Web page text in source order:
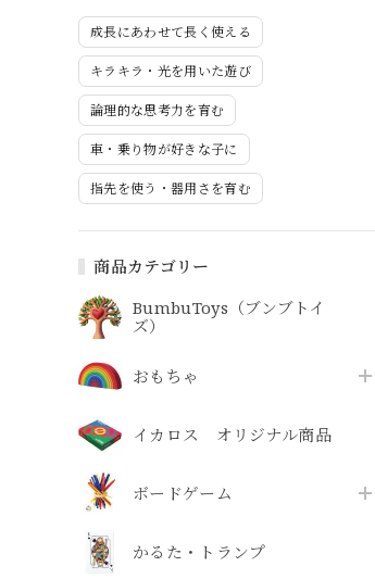
成長にあわせて長く使える
キラキラ・光を用いた遊び
論理的な思考力を育む
車・乗り物が好きな子に
指先を使う・器用さを育む
商品カテゴリー
BumbuToys（ブンブトイ
ズ）
おもちゃ
イカロス オリジナル商品
ボードゲーム
かるた・トランプ